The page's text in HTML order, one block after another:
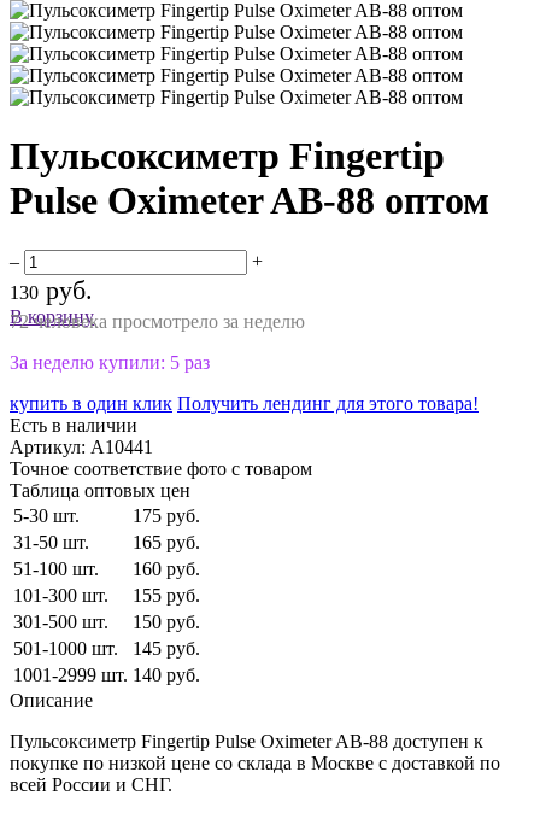
Пульсоксиметр Fingertip
Pulse Oximeter AB-88 оптом
–
+
130 руб.
В корзину
72 человека просмотрело за неделю
За неделю купили: 5 раз
купить в один клик Получить лендинг для этого товара!
Есть в наличии
Артикул: A10441
Точное соответствие фото с товаром
Таблица оптовых цен
5-30 шт.
175 руб.
31-50 шт.
165 руб.
51-100 шт.
160 руб.
101-300 шт.
155 руб.
301-500 шт.
150 руб.
501-1000 шт.
145 руб.
1001-2999 шт. 140 руб.
Описание
Пульсоксиметр Fingertip Pulse Oximeter AB-88 доступен к
покупке по низкой цене со склада в Москве с доставкой по
всей России и СНГ.